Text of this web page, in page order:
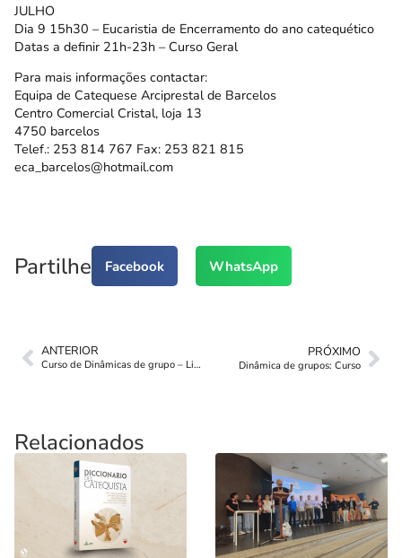
JULHO
Dia 9 15h30 – Eucaristia de Encerramento do ano catequético
Datas a definir 21h-23h – Curso Geral
Para mais informações contactar:
Equipa de Catequese Arciprestal de Barcelos
Centro Comercial Cristal, loja 13
4750 barcelos
Telef.: 253 814 767 Fax: 253 821 815
eca_barcelos@hotmail.com
Partilhe Facebook WhatsApp
ANTERIOR
Curso de Dinâmicas de grupo – Lisboa
PRÓXIMO
Dinâmica de grupos: Curso
Relacionados